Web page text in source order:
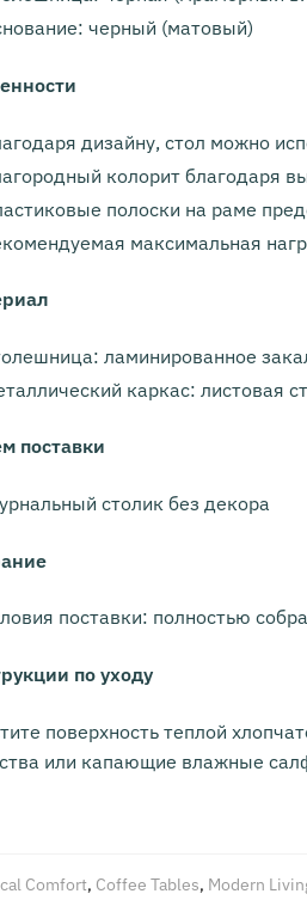
черный (матовый)
дизайну, стол можно
колорит благодаря
полоски на раме
максимальная
ламинированное
каркас: листовая
поставки
столик без декора
поставки: полностью
по уходу
поверхность теплой
или капающие влажные
Comfort, Coffee Tables, Modern